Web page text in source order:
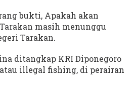
bukti, Apakah akan
masih menunggu
Tarakan.
ditangkap KRI Diponegoro
illegal fishing, di perairan